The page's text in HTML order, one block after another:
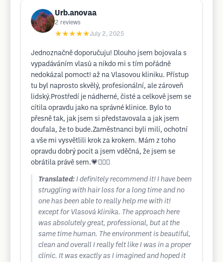
Urb.anovaa
2 reviews
★★★★★July 2, 2025
Jednoznačně doporučuju! Dlouho jsem bojovala s
vypadáváním vlasů a nikdo mi s tím pořádně
nedokázal pomoct! až na Vlasovou kliniku. Přístup
tu byl naprosto skvělý, profesionální, ale zároveň
lidský.Prostředí je nádherné, čisté a celkově jsem se
cítila opravdu jako na správné klinice. Bylo to
přesně tak, jak jsem si představovala a jak jsem
doufala, že to bude.Zaměstnanci byli milí, ochotní
a vše mi vysvětlili krok za krokem. Mám z toho
opravdu dobrý pocit a jsem vděčná, že jsem se
obrátila právě sem.💗💆🏻‍♀️
Translated: I definitely recommend it! I have been
struggling with hair loss for a long time and no
one has been able to really help me with it!
except for Vlasová klinika. The approach here
was absolutely great, professional, but at the
same time human. The environment is beautiful,
clean and overall I really felt like I was in a proper
clinic. It was exactly as I imagined and hoped it